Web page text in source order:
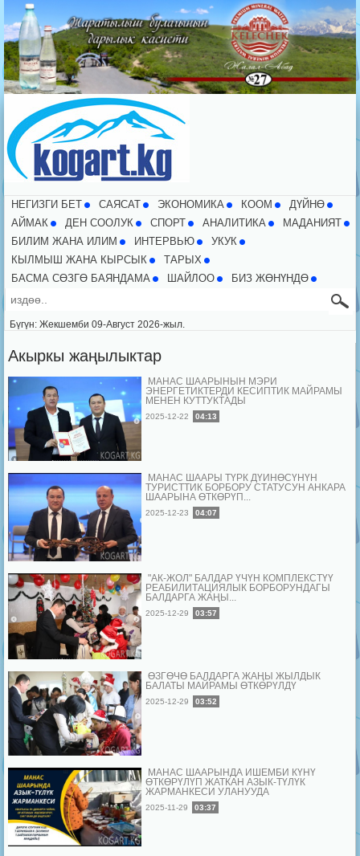
НЕГИЗГИ БЕТ CАЯСАТ ЭКОНОМИКА КООМ
ДҮЙНӨ
АЙМАК
ДЕН СООЛУК СПОРТ АНАЛИТИКА
МАДАНИЯТ
БИЛИМ ЖАНА ИЛИМ
ИНТЕРВЬЮ
УКУК
КЫЛМЫШ ЖАНА КЫРСЫК
ТАРЫХ
БАСМА СӨЗГӨ БАЯНДАМА
ШАЙЛОО БИЗ ЖӨНҮНДӨ
Бүгүн: Жекшемби 09-Август 2026-жыл.
Акыркы жаңылыктар
МАНАС ШААРЫНЫН МЭРИ
ЭНЕРГЕТИКТЕРДИ КЕСИПТИК МАЙРАМЫ
МЕНЕН КУТТУКТАДЫ
2025-12-22 04:13
МАНАС ШААРЫ ТҮРК ДҮЙНӨСҮНҮН
ТУРИСТТИК БОРБОРУ СТАТУСУН АНКАРА
ШААРЫНА ӨТКӨРҮП...
2025-12-23 04:07
"АК-ЖОЛ" БАЛДАР ҮЧҮН КОМПЛЕКСТҮҮ
РЕАБИЛИТАЦИЯЛЫК БОРБОРУНДАГЫ
БАЛДАРГА ЖАҢЫ...
2025-12-29 03:57
ӨЗГӨЧӨ БАЛДАРГА ЖАҢЫ ЖЫЛДЫК
БАЛАТЫ МАЙРАМЫ ӨТКӨРҮЛДҮ
2025-12-29 03:52
МАНАС ШААРЫНДА ИШЕМБИ КҮНҮ
ӨТКӨРҮЛҮП ЖАТКАН АЗЫК-ТҮЛҮК
ЖАРМАНКЕСИ УЛАНУУДА
2025-11-29 03:37